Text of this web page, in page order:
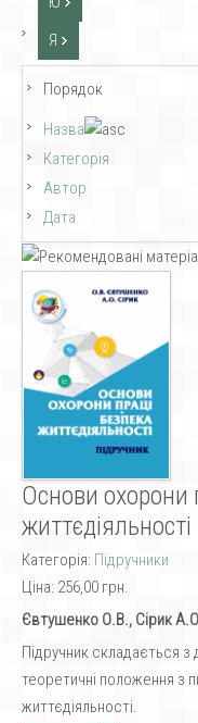
Я
Порядок
Назва
Категорія
Автор
Дата
Основи охорони
життєдіяльності
Категорія: Підручники
Ціна: 256,00 грн.
Євтушенко О.В., Сірик
Підручник складається з
теоретичні положення з
життєдіяльності.